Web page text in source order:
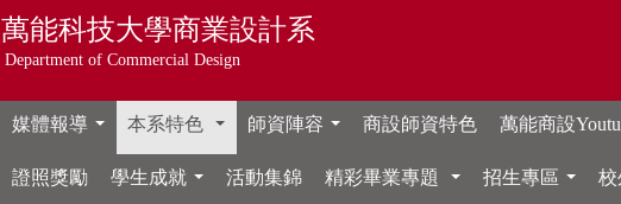
萬能科技大學商業設計系
Department of Commercial Design
媒體報導 本系特色 師資陣容 商設師資特色 萬能商設
證照獎勵 學生成就 活動集錦 精彩畢業專題 招生專區 校